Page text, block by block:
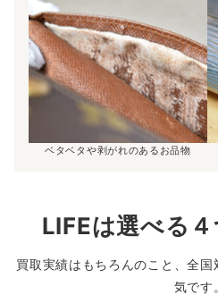
ベタベタや剥がれのあるお品物
LIFEは選べる
買取実績はもちろんのこと、全
気です。